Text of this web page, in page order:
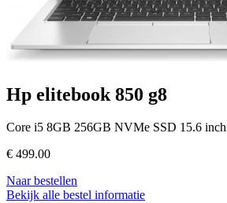
Hp elitebook 850 g8
Core i5 8GB 256GB NVMe SSD 15.6 inch
€ 499.00
Naar bestellen
Bekijk alle bestel informatie